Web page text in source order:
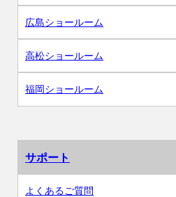
広島ショールーム
高松ショールーム
福岡ショールーム
サポート
よくあるご質問